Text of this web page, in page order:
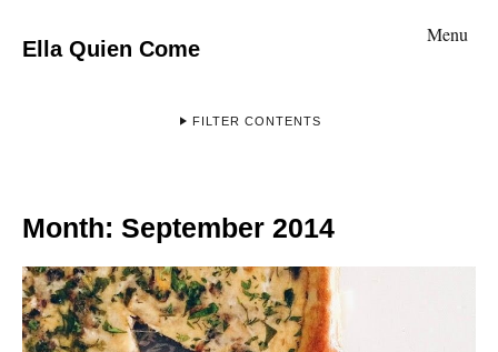
Ella Quien Come
Menu
FILTER CONTENTS
Month: September 2014